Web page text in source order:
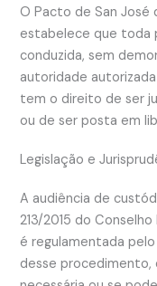
O Pacto de San José
estabelece que toda
conduzida, sem
autoridade
tem o direito de ser
ou de ser posta em
Legislação e
A audiência de
213/2015 do
é regulamentada
desse procedimento,